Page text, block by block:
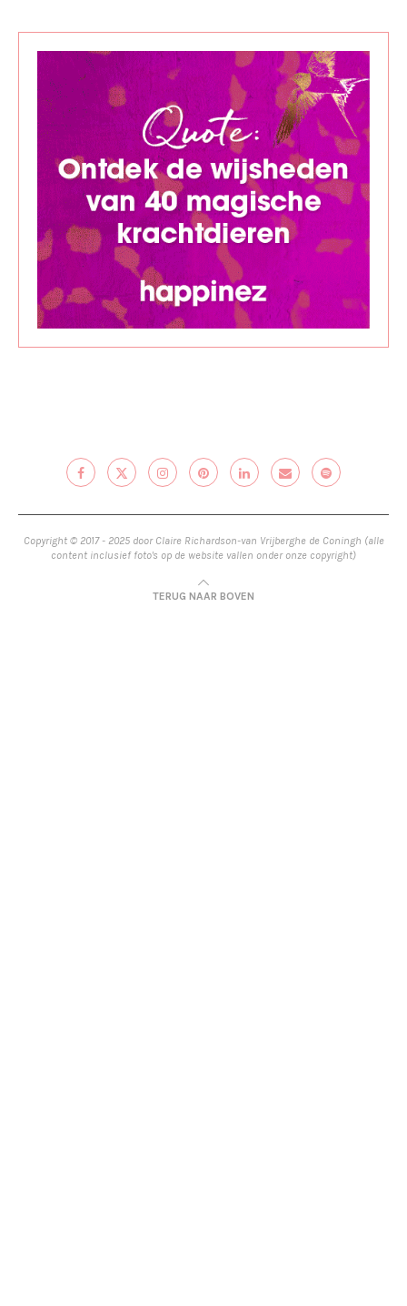
Copyright © 2017 - 2025 door Claire Richardson-van Vrijberghe de Coningh (alle
content inclusief foto's op de website vallen onder onze copyright)
TERUG NAAR BOVEN